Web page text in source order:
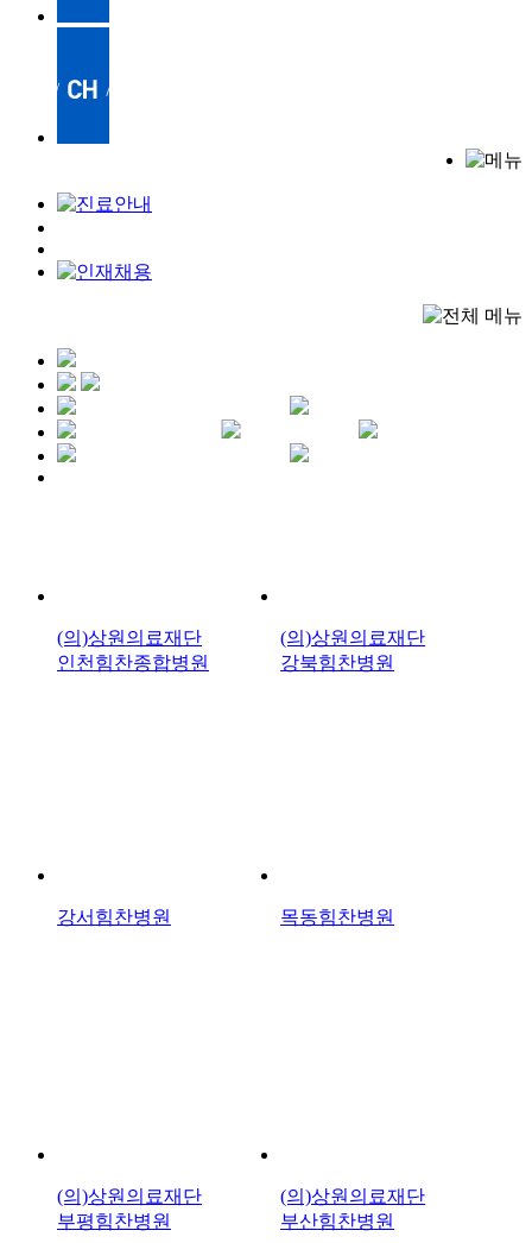
(의)상원의료재단
인천힘찬종합병원
(의)상원의료재단
강북힘찬병원
강서힘찬병원 목동힘찬병원
(의)상원의료재단
부평힘찬병원
(의)상원의료재단
부산힘찬병원